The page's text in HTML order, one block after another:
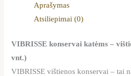
Aprašymas
Atsiliepimai (0)
VIBRISSE konservai katėms –
vnt.)
VIBRISSE vištienos konservai – tai